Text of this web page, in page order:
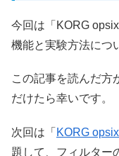
今回は「KORG
機能と実験方法につ
この記事を読んだ方
だけたら幸いです。
次回は「 KORG
題して、フィルター